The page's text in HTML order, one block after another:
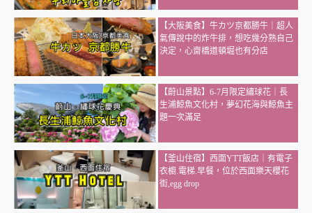
【大阪美食】牛カツ京都勝牛｜超人
氣傳說中的炸牛排，想吃幾分熟自己
決定，心齋橋道頓堀也有分店
【蔚山景點】6-7月限定繡球花｜長
生浦鯨魚文化村，夢幻花海與鯨魚主
題一次滿足
【釜山住宿】西面YTT飯店｜有電子
衣櫥.電梯.早餐，位於西面樂天櫻花
街,egg drop